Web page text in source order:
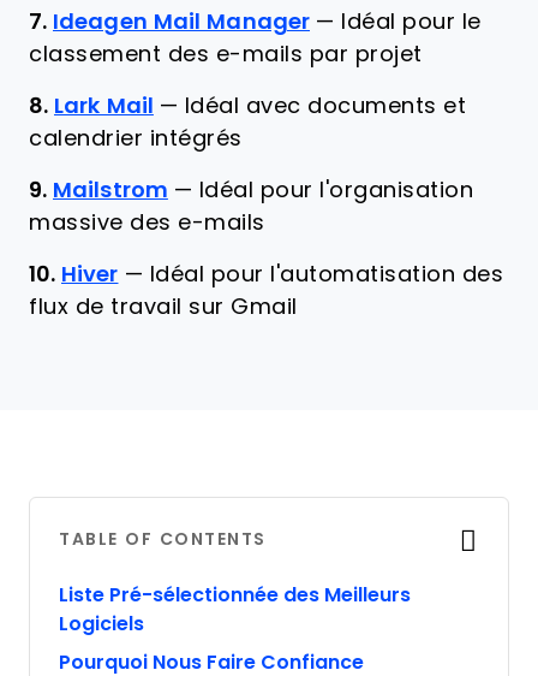
7. Ideagen Mail Manager —
Idéal pour le
classement des e-mails par projet
8. Lark Mail — Idéal avec documents et
calendrier intégrés
9. Mailstrom — Idéal pour l'organisation
massive des e-mails
10. Hiver — Idéal pour l'automatisation des
flux de travail sur Gmail
TABLE OF CONTENTS
Liste Pré-sélectionnée des Meilleurs
Logiciels
Pourquoi Nous Faire Confiance